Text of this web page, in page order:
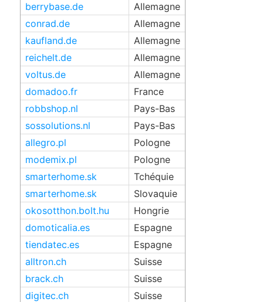
berrybase.de
Allemagne
conrad.de
Allemagne
kaufland.de
Allemagne
reichelt.de
Allemagne
voltus.de
Allemagne
domadoo.fr
France
robbshop.nl
Pays-Bas
sossolutions.nl
Pays-Bas
allegro.pl
Pologne
modemix.pl
Pologne
smarterhome.sk
Tchéquie
smarterhome.sk
Slovaquie
okosotthon.bolt.hu
Hongrie
domoticalia.es
Espagne
tiendatec.es
Espagne
alltron.ch
Suisse
brack.ch
Suisse
digitec.ch
Suisse